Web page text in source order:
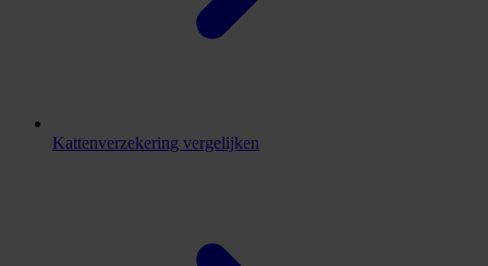
Kattenverzekering vergelijken